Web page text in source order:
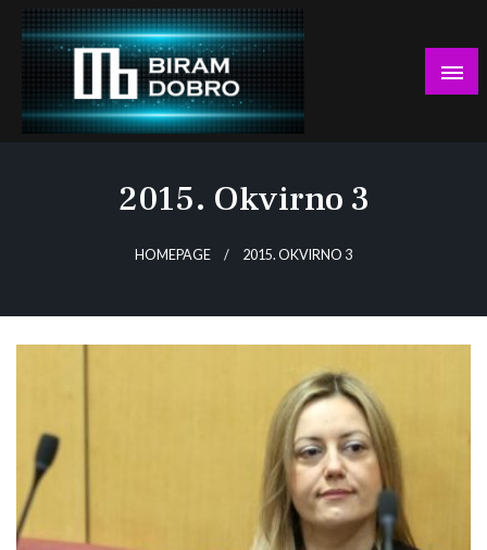
Skip
content
2015. Okvirno 3
HOMEPAGE 2015. OKVIRNO 3